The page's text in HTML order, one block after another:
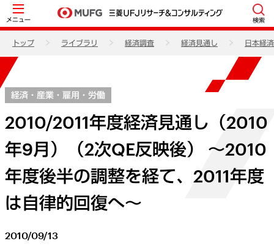
メニュー 検索
トップ ライブラリ 経済調査 経済見通し 日本経
経済・産業・雇用・労働
2010/2011年度経済見通し（2010
年9月）（2次QE反映後） ～2010
年度後半の調整を経て、2011年度
は自律的回復へ～
2010/09/13